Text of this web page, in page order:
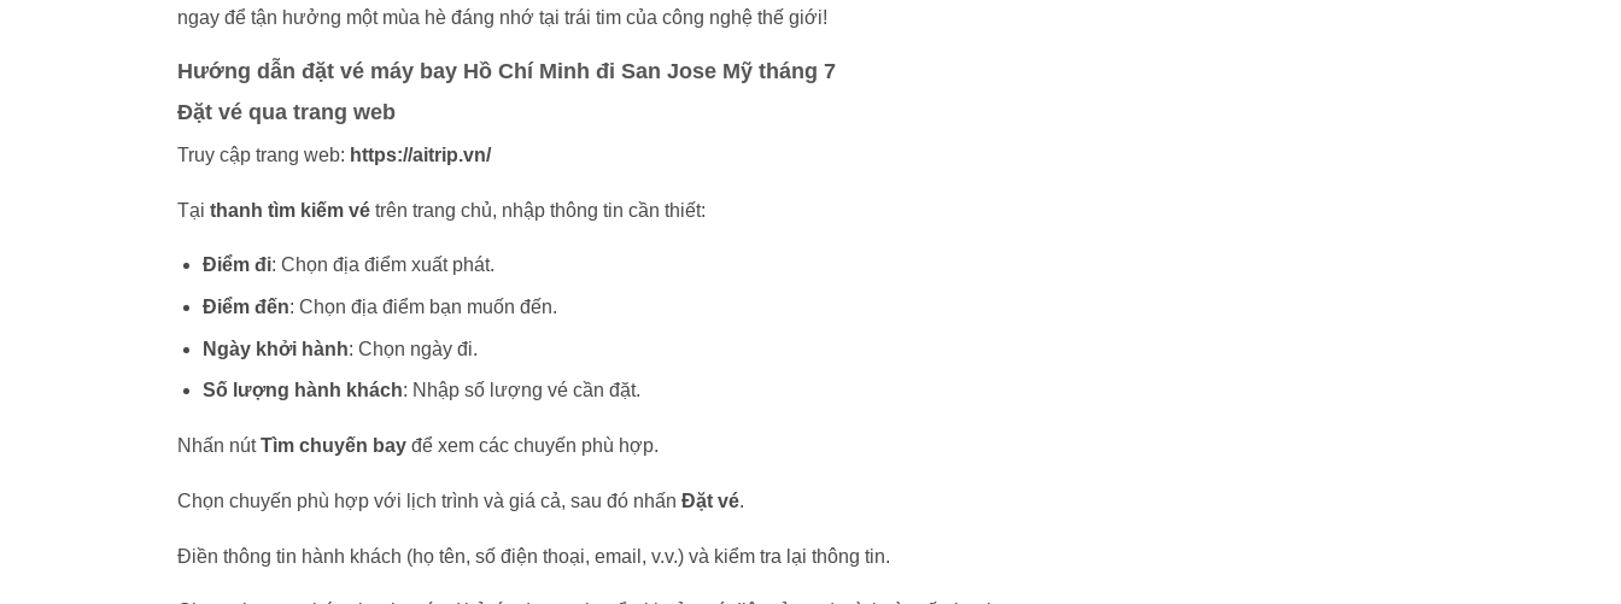
ngay để tận hưởng một mùa hè đáng nhớ tại trái tim của công nghệ thế giới!
Hướng dẫn đặt vé máy bay Hồ Chí Minh đi San Jose Mỹ tháng 7
Đặt vé qua trang web
Truy cập trang web: https://aitrip.vn/
Tại thanh tìm kiếm vé trên trang chủ, nhập thông tin cần thiết:
Điểm đi: Chọn địa điểm xuất phát.
Điểm đến: Chọn địa điểm bạn muốn đến.
Ngày khởi hành: Chọn ngày đi.
Số lượng hành khách: Nhập số lượng vé cần đặt.
Nhấn nútTìm chuyến bay để xem các chuyến phù hợp.
Chọn chuyến phù hợp với lịch trình và giá cả, sau đó nhấn Đặt vé.
Điền thông tin hành khách (họ tên, số điện thoại, email, v.v.) và kiểm tra lại thông tin.